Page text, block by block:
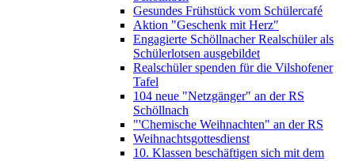
Gesundes Frühstück vom Schülercafé
Aktion "Geschenk mit Herz"
Engagierte Schöllnacher Realschüler als
Schülerlotsen ausgebildet
Realschüler spenden für die Vilshofener
Tafel
104 neue "Netzgänger" an der RS
Schöllnach
"'Chemische Weihnachten" an der RS
Weihnachtsgottesdienst
10. Klassen beschäftigen sich mit dem